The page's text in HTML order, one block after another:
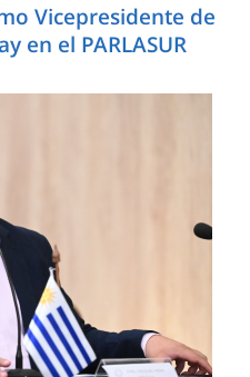
Vicepresidente de
en el PARLASUR